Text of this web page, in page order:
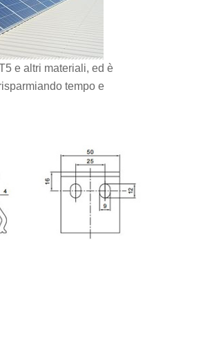
e altri materiali, ed è
tempo e